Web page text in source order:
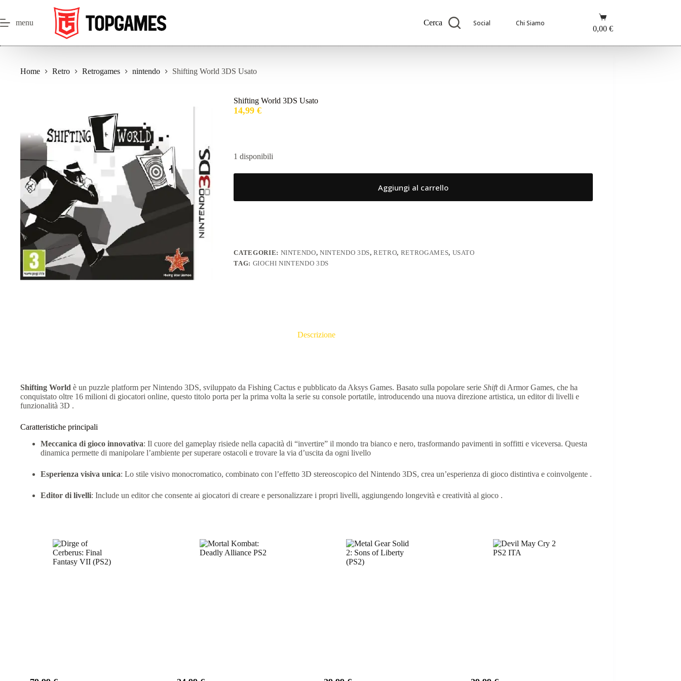
contenuto
menu Cerca Social Chi Siamo
Carrello
0,00 €
Home Retro Retrogames nintendo Shifting World 3DS Usato
Shifting World 3DS Usato
14,99€
1 disponibili
Aggiungi al carrello
CATEGORIE: NINTENDO,NINTENDO 3DS,RETRO, RETROGAMES, USATO
TAG: GIOCHI NINTENDO 3DS
Descrizione
Shifting World è un puzzle platform per Nintendo 3DS, sviluppato da Fishing Cactus e pubblicato da Aksys Games. Basato sulla popolare serie Shiftdi Armor Games, che ha
conquistato oltre 16 milioni di giocatori online, questo titolo porta per la prima volta la serie su console portatile, introducendo una nuova direzione artistica, un editor di livelli e
funzionalità 3D .
Caratteristiche principali
Meccanica di gioco innovativa: Il cuore del gameplay risiede nella capacità di “invertire” il mondo tra bianco e nero, trasformando pavimenti in soffitti e viceversa. Questa
dinamica permette di manipolare l’ambiente per superare ostacoli e trovare la via d’uscita da ogni livello
Esperienza visiva unica: Lo stile visivo monocromatico, combinato con l’effetto 3D stereoscopico del Nintendo 3DS, crea un’esperienza di gioco distintiva e coinvolgente .​
Editor di livelli: Include un editor che consente ai giocatori di creare e personalizzare i propri livelli, aggiungendo longevità e creatività al gioco .